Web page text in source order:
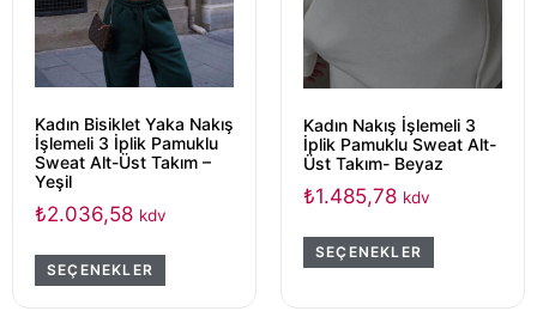
Kadın Bisiklet Yaka Nakış
İşlemeli 3 İplik Pamuklu
Sweat Alt-Üst Takım –
Yeşil
₺2.036,58 kdv
SEÇENEKLER
Kadın Nakış İşlemeli 3
İplik Pamuklu Sweat Alt-
Üst Takım- Beyaz
₺1.485,78 kdv
SEÇENEKLER